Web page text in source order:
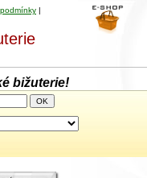
|
bižuterie!